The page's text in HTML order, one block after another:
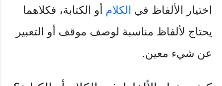
اختيار الألفاظ في الكلام أو الكتابة، فكلاهما
يحتاج لألفاظ مناسبة لوصف موقف أو التعبير
عن شيء معين.